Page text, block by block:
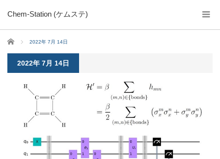
Chem-Station (ケムステ)
ホーム 2022年 7月 14日
2022年 7月 14日